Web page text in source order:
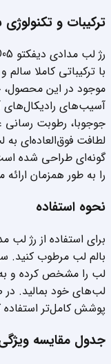
ترکیبات و
موجود در این محصول،
آسیب‌های رادیکال‌های
جوجوبا، رطوبت
لطافت فوق‌العاده‌ای
گونه‌ای طراحی شده
را به طور همزمان
نحوه استفاده
بالم لب مرطوب کنید.
لب را مشخص کرده و
لب‌های خود بمالید. در
پوشش کامل‌تر استفاده
جدول مقایسه